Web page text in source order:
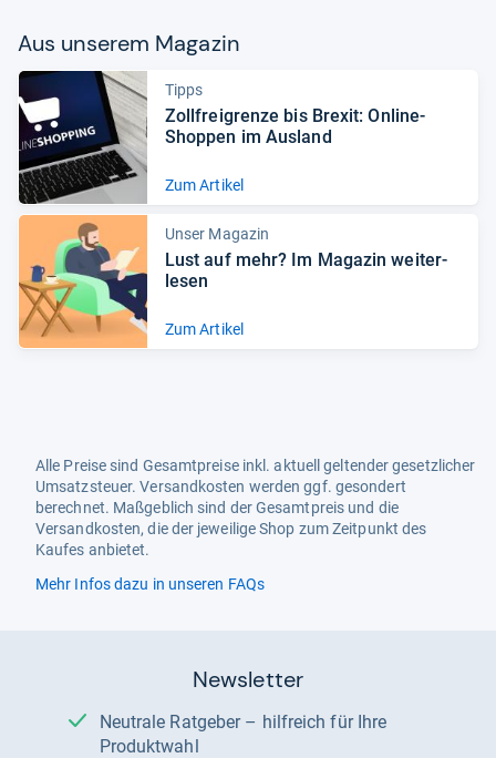
Aus unse­rem Maga­zin
Tipps
Zoll­frei­grenze bis Bre­xit: Online-​
Shop­pen im Aus­land
Zum Artikel
Unser Magazin
Lust auf mehr? Im Maga­zin wei­ter­
le­sen
Zum Artikel
Alle Preise sind Gesamtpreise inkl. aktuell geltender gesetzlicher
Umsatzsteuer. Versandkosten werden ggf. gesondert
berechnet. Maßgeblich sind der Gesamtpreis und die
Versandkosten, die der jeweilige Shop zum Zeitpunkt des
Kaufes anbietet.
Mehr Infos dazu in unseren FAQs
Newsletter
Neutrale Ratgeber – hilfreich für Ihre
Produktwahl